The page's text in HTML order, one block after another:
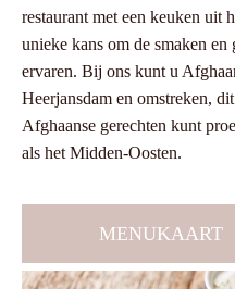
restaurant met een keuken uit
unieke kans om de smaken
ervaren. Bij ons kunt u
Heerjansdam en omstreken,
Afghaanse gerechten kunt
als het Midden-Oosten.
MENUKAART